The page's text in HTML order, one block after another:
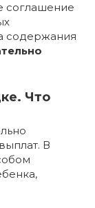
соглашение
содержания
Что
В